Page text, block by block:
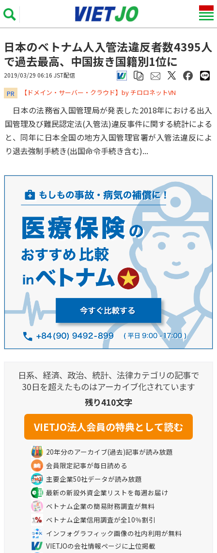
日本のベトナム人入管法違反者数4395人
で過去最高、中国抜き国籍別1位に
2019/03/29 06:16 JST配信
PR ​​​​​​​【ドメイン・サーバー・クラウド】by チロロネットVN
日本の法務省入国管理局が発表した2018年における出入
国管理及び難民認定法(入管法)違反事件に関する統計による
と、同年に日本全国の地方入国管理官署が入管法違反によ
り退去強制手続き(出国命令手続き含む)...
日系、経済、政治、統計、法律カテゴリの記事で
30日を超えたものはアーカイブ化されています
残り410文字
20年分のアーカイブ(過去)記事が読み放題
会員限定記事が毎日読める
主要企業50社データが読み放題
最新の新設外資企業リストを毎週お届け
ベトナム企業の簡易財務調査が無料
ベトナム企業信用調査が全10％割引
インフォグラフィック画像の社内利用が無料
VIETJOの会社情報ページに上位掲載